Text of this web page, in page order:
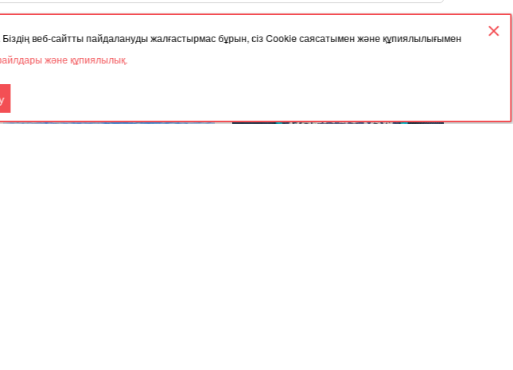
веб-сайтты пайдалануды жалғастырмас бұрын, сіз Cookie саясатымен және құпиялылығымен
және құпиялылық.
ЖАҢАЛЫҚТАР